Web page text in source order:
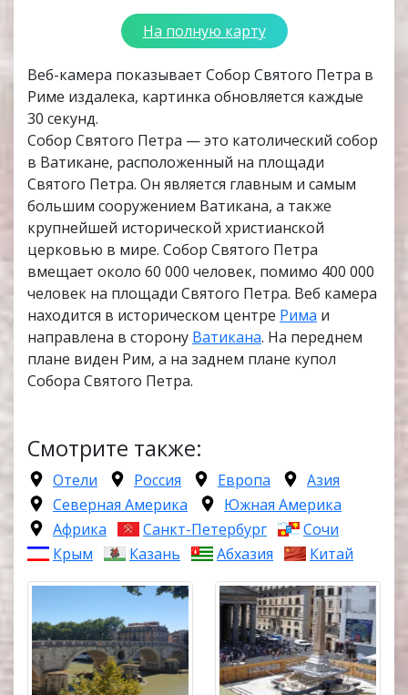
На полную карту
Веб-камера показывает Собор Святого Петра в
Риме издалека, картинка обновляется каждые
30 секунд.
Собор Святого Петра — это католический собор
в Ватикане, расположенный на площади
Святого Петра. Он является главным и самым
большим сооружением Ватикана, а также
крупнейшей исторической христианской
церковью в мире. Собор Святого Петра
вмещает около 60 000 человек, помимо 400 000
человек на площади Святого Петра. Веб камера
находится в историческом центре Рима и
направлена в сторону Ватикана. На переднем
плане виден Рим, а на заднем плане купол
Собора Святого Петра.
Смотрите также:
Отели Россия Европа
Азия
Северная Америка
Южная Америка
Африка
Санкт-Петербург
Сочи
Крым
Казань Абхазия Китай